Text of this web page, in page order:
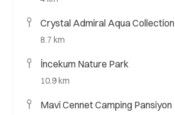
Crystal Admiral Aqua Collection
8.7 km
İncekum Nature Park
10.9 km
Mavi Cennet Camping Pansiyon